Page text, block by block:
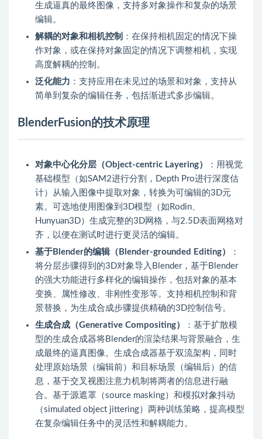
生成逼真的最终图像，支持多对象操作和复杂的场景
编辑。
解耦的对象和相机控制 ：在保持相机固定的情况下操
作对象，或在保持对象固定的情况下调整相机，实现
高度解耦的控制。
泛化能力 ：支持应用在未见过的场景和对象，支持从
简单到复杂的编辑任务，包括渐进式多步编辑。
BlenderFusion的技术原理
对象中心化分层（Object-centric Layering）
：用视觉
基础模型（如SAM2进行分割，Depth Pro进行深度估
计）从输入图像中提取对象，转换为可编辑的3D元
素。可选地使用图像到3D模型（如Rodin、
Hunyuan3D）生成完整的3D网格，与2.5D表面网格对
齐，以便在测试时进行更灵活的编辑。
基于Blender的编辑（Blender-grounded Editing）
：
将分层步骤得到的3D对象导入Blender，基于Blender
的强大功能进行多样化的编辑操作，包括对象的基本
变换、属性修改、非刚性变形等。支持相机控制和背
景替换，为生成合成步骤提供精确的3D控制信号。
生成合成（Generative Compositing）
：基于扩散模
型的生成合成器将Blender的渲染结果与背景融合，生
成最终的逼真图像。生成合成器基于双流架构，同时
处理原始场景（编辑前）和目标场景（编辑后）的信
息，基于交叉视图注意力机制将两者的信息进行融
合。基于源遮罩（source masking）和模拟对象抖动
（simulated object jittering）两种训练策略，提高模型
在复杂编辑任务中的灵活性和解耦能力。